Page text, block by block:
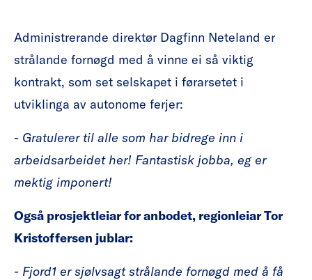
Administrerande direktør Dagfinn Neteland er
strålande fornøgd med å vinne ei så viktig
kontrakt, som set selskapet i førarsetet i
utviklinga av autonome ferjer:
- Gratulerer til alle som har bidrege inn i
arbeidsarbeidet her! Fantastisk jobba, eg er
mektig imponert!
Også prosjektleiar for anbodet, regionleiar Tor
Kristoffersen jublar:
- Fjord1 er sjølvsagt strålande fornøgd med å få